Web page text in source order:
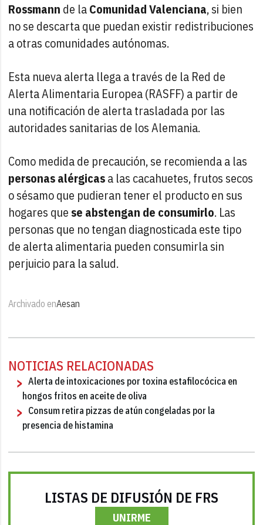
Rossmann de laComunidad Valenciana, si bien
no se descarta que puedan existir redistribuciones
a otras comunidades autónomas.
Esta nueva alerta llega a través de la Red de
Alerta Alimentaria Europea (RASFF) a partir de
una notificación de alerta trasladada por las
autoridades sanitarias de los Alemania.
Como medida de precaución, se recomienda a las
personas alérgicasa las cacahuetes, frutos secos
o sésamo que pudieran tener el producto en sus
hogares que se abstengan de consumirlo. Las
personas que no tengan diagnosticada este tipo
de alerta alimentaria pueden consumirla sin
perjuicio para la salud.
Archivado enAesan
NOTICIAS RELACIONADAS
Alerta de intoxicaciones por toxina estafilocócica en
hongos fritos en aceite de oliva
Consum retira pizzas de atún congeladas por la
presencia de histamina
LISTAS DE DIFUSIÓN DE FRS
UNIRME